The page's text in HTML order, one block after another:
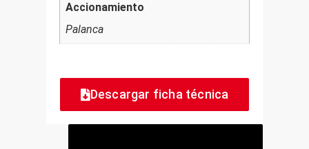
Accionamiento
Palanca
Descargar ficha técnica